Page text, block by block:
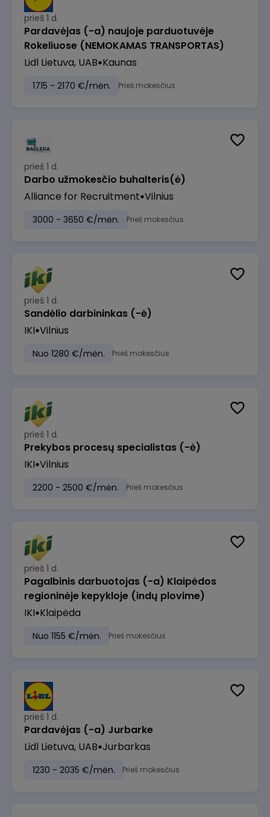
prieš 1 d.
Pardavėjas (-a) naujoje parduotuvėje
Rokeliuose (NEMOKAMAS TRANSPORTAS)
Lidl Lietuva, UAB Kaunas
1715 - 2170 €/mėn. Prieš mokesčius
prieš 1 d.
Darbo užmokesčio buhalteris(ė)
Alliance for Recruitment Vilnius
3000 - 3650 €/mėn. Prieš mokesčius
prieš 1 d.
Sandėlio darbininkas (-ė)
IKI Vilnius
Nuo 1280 €/mėn. Prieš mokesčius
prieš 1 d.
Prekybos procesų specialistas (-ė)
IKI Vilnius
2200 - 2500 €/mėn. Prieš mokesčius
prieš 1 d.
Pagalbinis darbuotojas (-a) Klaipėdos
regioninėje kepykloje (indų plovime)
IKI Klaipėda
Nuo 1155 €/mėn. Prieš mokesčius
prieš 1 d.
Pardavėjas (-a) Jurbarke
Lidl Lietuva, UAB Jurbarkas
1230 - 2035 €/mėn. Prieš mokesčius